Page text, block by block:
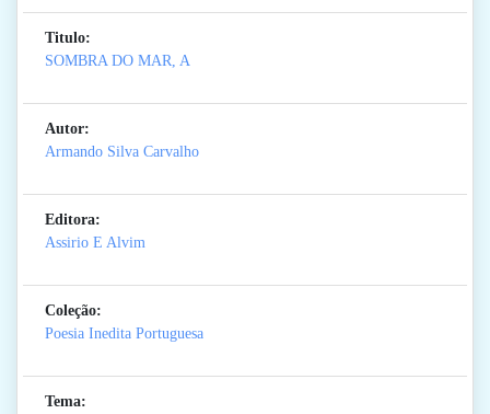
Titulo:
SOMBRA DO MAR, A
Autor:
Armando Silva Carvalho
Editora:
Assirio E Alvim
Coleção:
Poesia Inedita Portuguesa
Tema: